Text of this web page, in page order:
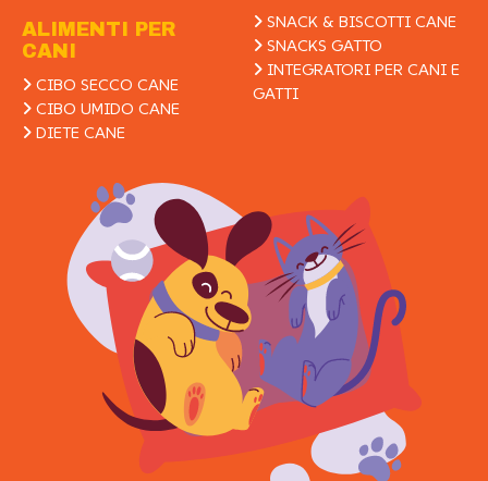
ALIMENTI PER
CANI
CIBO SECCO CANE
CIBO UMIDO CANE
DIETE CANE
SNACK & BISCOTTI CANE
SNACKS GATTO
INTEGRATORI PER CANI E
GATTI